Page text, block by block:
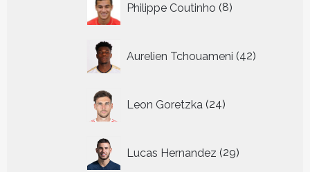
Philippe Coutinho 8
producten
Aurelien Tchouameni 42
producten
Leon Goretzka 24
producten
Lucas Hernandez 29
producten